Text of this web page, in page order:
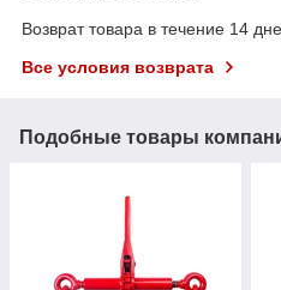
Возврат товара в течение 14
Все условия возврата
Подобные товары